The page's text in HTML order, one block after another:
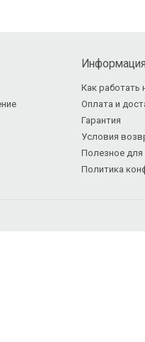
Информация
Как работать
Оплата и
Гарантия
Условия
Полезное для
Политика